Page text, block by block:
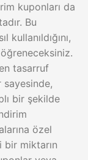
kuponları da
Bu
kullanıldığını,
tasarruf
bir şekilde
özel
bir miktarın